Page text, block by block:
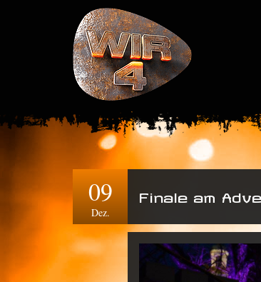
09
Dez.
Finale am